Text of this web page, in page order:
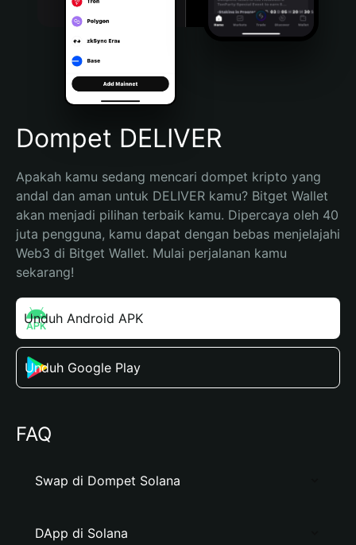
Português (Brasil)
Español (Argentina)
Dompet DELIVER
Apakah kamu sedang mencari dompet kripto yang
andal dan aman untuk DELIVER kamu? Bitget Wallet
akan menjadi pilihan terbaik kamu. Dipercaya oleh 40
juta pengguna, kamu dapat dengan bebas menjelajahi
Web3 di Bitget Wallet. Mulai perjalanan kamu
sekarang!
Unduh Android APK
Unduh Google Play
FAQ
Swap di Dompet Solana
DApp di Solana